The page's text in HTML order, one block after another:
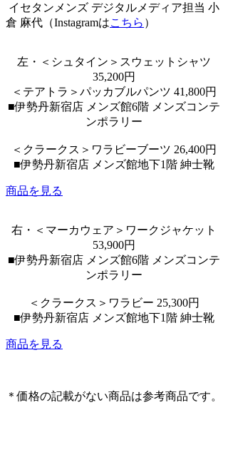
イセタンメンズ デジタルメディア担当 小
倉 麻代（Instagramはこちら ）
左・＜シュタイン＞スウェットシャツ
35,200円
＜テアトラ＞パッカブルパンツ 41,800円
■伊勢丹新宿店 メンズ館6階 メンズコンテ
ンポラリー
＜クラークス＞ワラビーブーツ 26,400円
■伊勢丹新宿店 メンズ館地下1階 紳士靴
商品を見る
右・＜マーカウェア＞ワークジャケット
53,900円
■伊勢丹新宿店 メンズ館6階 メンズコンテ
ンポラリー
＜クラークス＞ワラビー 25,300円
■伊勢丹新宿店 メンズ館地下1階 紳士靴
商品を見る
＊価格の記載がない商品は参考商品です。